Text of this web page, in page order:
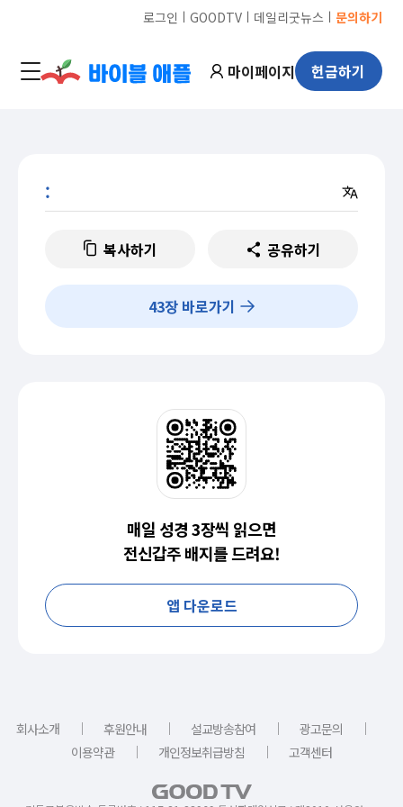
로그인 ㅣ GOODTVㅣ 데일리굿뉴스 ㅣ 문의하기
마이페이지 헌금하기
:
복사하기 공유하기
43장 바로가기
매일 성경 3장씩 읽으면
전신갑주 배지를 드려요!
앱 다운로드
회사소개 ｜ 후원안내 ｜ 설교방송참여 ｜ 광고문의
｜
이용약관
｜ 개인정보취급방침 ｜ 고객센터